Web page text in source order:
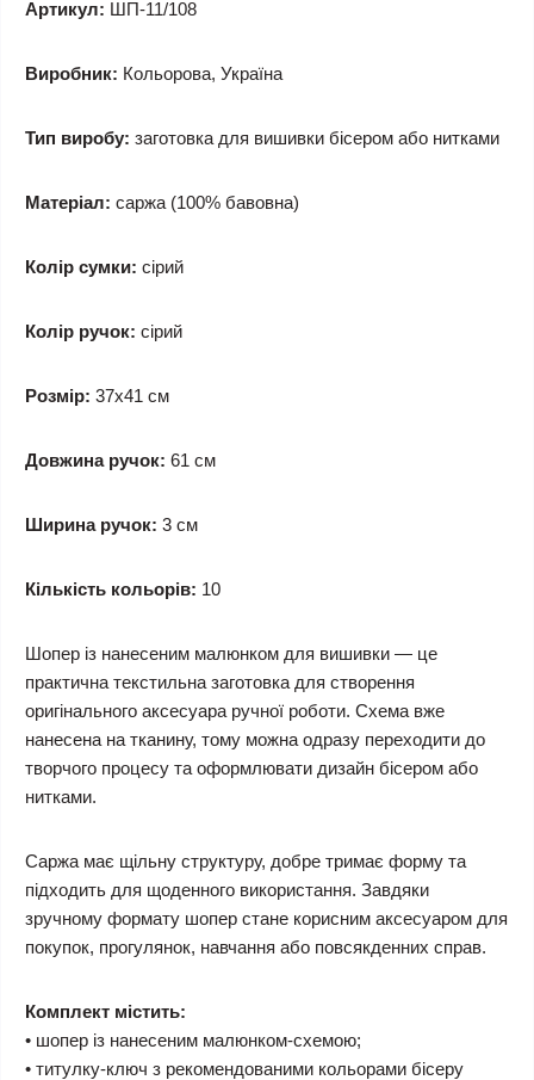
Артикул: ШП-11/108
Виробник: Кольорова, Україна
Тип виробу: заготовка для вишивки бісером або нитками
Матеріал: саржа (100% бавовна)
Колір сумки: сірий
Колір ручок: сірий
Розмір: 37x41 см
Довжина ручок: 61 см
Ширина ручок: 3 см
Кількість кольорів: 10
Шопер із нанесеним малюнком для вишивки — це
практична текстильна заготовка для створення
оригінального аксесуара ручної роботи. Схема вже
нанесена на тканину, тому можна одразу переходити до
творчого процесу та оформлювати дизайн бісером або
нитками.
Саржа має щільну структуру, добре тримає форму та
підходить для щоденного використання. Завдяки
зручному формату шопер стане корисним аксесуаром для
покупок, прогулянок, навчання або повсякденних справ.
Комплект містить:
• шопер із нанесеним малюнком-схемою;
• титулку-ключ з рекомендованими кольорами бісеру